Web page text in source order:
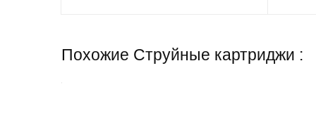
Похожие Струйные картриджи :